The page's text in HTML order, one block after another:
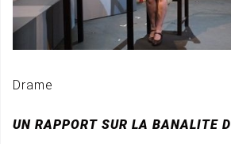
Drame
UN RAPPORT SUR LA BANALITE